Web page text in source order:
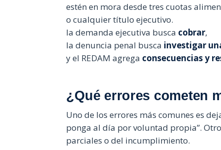
estén en mora desde tres cuotas
o cualquier título ejecutivo.
la demanda ejecutiva busca cobrar,
la denuncia penal busca investigar
y el REDAM agrega consecuencias y
¿Qué errores cometen
Uno de los errores más comunes es
ponga al día por voluntad propia”.
parciales o del incumplimiento.